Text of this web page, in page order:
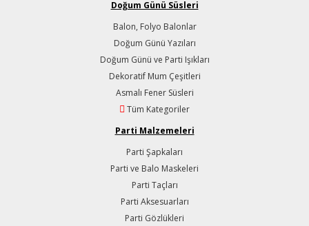
Doğum Günü Süsleri
Balon, Folyo Balonlar
Doğum Günü Yazıları
Doğum Günü ve Parti Işıkları
Dekoratif Mum Çeşitleri
Asmalı Fener Süsleri
Tüm Kategoriler
Parti Malzemeleri
Parti Şapkaları
Parti ve Balo Maskeleri
Parti Taçları
Parti Aksesuarları
Parti Gözlükleri